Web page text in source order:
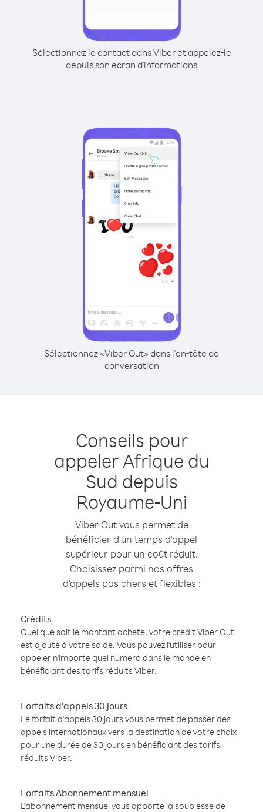
Sélectionnez le contact dans Viber et appelez-le
depuis son écran d'informations
Sélectionnez «Viber Out» dans l'en-tête de
conversation
Conseils pour
appeler Afrique du
Sud depuis
Royaume-Uni
Viber Out vous permet de
bénéficier d'un temps d'appel
supérieur pour un coût réduit.
Choisissez parmi nos offres
d'appels pas chers et flexibles :
Crédits
Quel que soit le montant acheté, votre crédit Viber Out
est ajouté à votre solde. Vous pouvez l'utiliser pour
appeler n'importe quel numéro dans le monde en
bénéficiant des tarifs réduits Viber.
Forfaits d'appels 30 jours
Le forfait d'appels 30 jours vous permet de passer des
appels internationaux vers la destination de votre choix
pour une durée de 30 jours en bénéficiant des tarifs
réduits Viber.
Forfaits Abonnement mensuel
L'abonnement mensuel vous apporte la souplesse de